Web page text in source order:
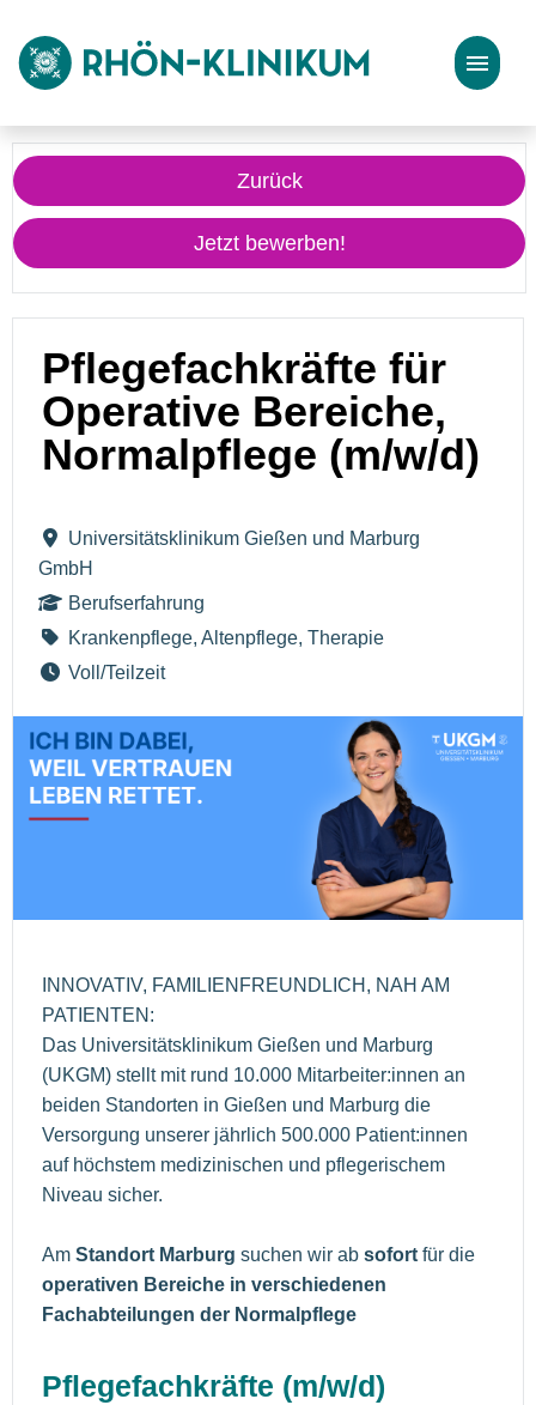
Stellenangebote
Bewerbungstipps
Zurück
Jetzt bewerben!
Pflegefachkräfte für
Operative Bereiche,
Normalpflege (m/w/d)
Universitätsklinikum Gießen und Marburg
GmbH
Berufserfahrung
Krankenpflege, Altenpflege, Therapie
Voll/Teilzeit
INNOVATIV, FAMILIENFREUNDLICH, NAH AM
PATIENTEN:
Das Universitätsklinikum Gießen und Marburg
(UKGM) stellt mit rund 10.000 Mitarbeiter:innen an
beiden Standorten in Gießen und Marburg die
Versorgung unserer jährlich 500.000 Patient:innen
auf höchstem medizinischen und pflegerischem
Niveau sicher.
Am Standort Marburg suchen wir ab sofort für die
operativen Bereiche in verschiedenen
Fachabteilungen der Normalpflege
Pflegefachkräfte (m/w/d)